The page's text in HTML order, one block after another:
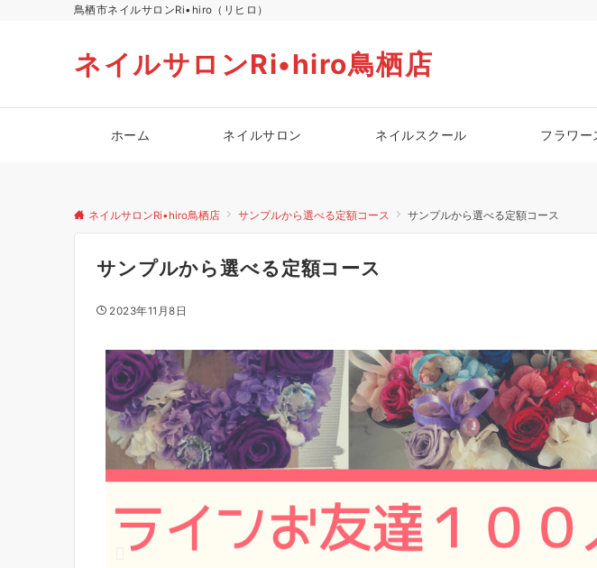
鳥栖市ネイルサロンRi•hiro（リヒロ）
ネイルサロンRi•hiro鳥栖店
ホーム ネイルサロン ネイルスクール フラワー
ネイルサロンRi•hiro鳥栖店 サンプルから選べる定額コース サンプルから選べる定額コース
サンプルから選べる定額コース
2023年11月8日